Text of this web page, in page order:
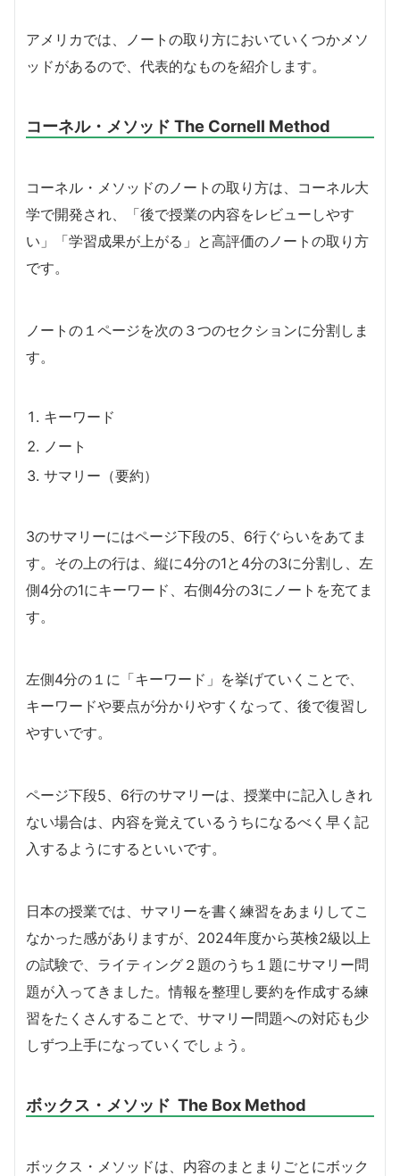
アメリカでは、ノートの取り方においていくつかメソ
ッドがあるので、代表的なものを紹介します。
コーネル・メソッド The Cornell Method
コーネル・メソッドのノートの取り方は、コーネル大
学で開発され、「後で授業の内容をレビューしやす
い」「学習成果が上がる」と高評価のノートの取り方
です。
ノートの１ページを次の３つのセクションに分割しま
す。
キーワード
ノート
サマリー（要約）
3のサマリーにはページ下段の5、6行ぐらいをあてま
す。その上の行は、縦に4分の1と4分の3に分割し、左
側4分の1にキーワード、右側4分の3にノートを充てま
す。
左側4分の１に「キーワード」を挙げていくことで、
キーワードや要点が分かりやすくなって、後で復習し
やすいです。
ページ下段5、6行のサマリーは、授業中に記入しきれ
ない場合は、内容を覚えているうちになるべく早く記
入するようにするといいです。
日本の授業では、サマリーを書く練習をあまりしてこ
なかった感がありますが、2024年度から英検2級以上
の試験で、ライティング２題のうち１題にサマリー問
題が入ってきました。情報を整理し要約を作成する練
習をたくさんすることで、サマリー問題への対応も少
しずつ上手になっていくでしょう。
ボックス・メソッド The Box Method
ボックス・メソッドは、内容のまとまりごとにボック